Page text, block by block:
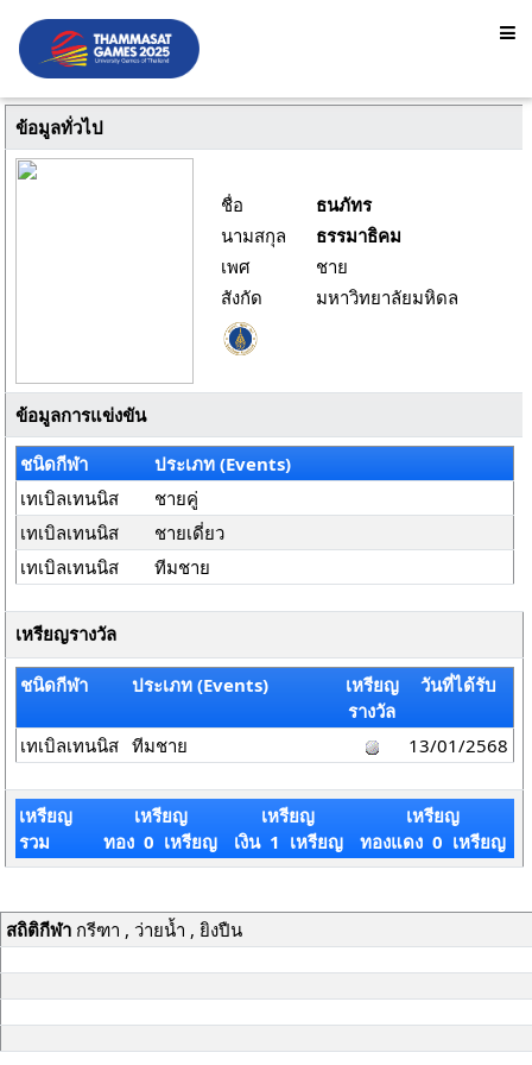
ข้อมูลทั่วไป
ชื่อ
ธนภัทร
นามสกุล
ธรรมาธิคม
เพศ
ชาย
สังกัด
มหาวิทยาลัยมหิดล
ข้อมูลการแข่งขัน
ชนิดกีฬา
ประเภท (Events)
เทเบิลเทนนิส
ชายคู่
เทเบิลเทนนิส
ชายเดี่ยว
เทเบิลเทนนิส
ทีมชาย
เหรียญรางวัล
ชนิดกีฬา ประเภท (Events)
เหรียญ
รางวัล
วันที่ได้รับ
เทเบิลเทนนิส ทีมชาย 13/01/2568
เหรียญ
รวม
เหรียญ
ทอง 0 เหรียญ
เหรียญ
เงิน 1 เหรียญ
เหรียญ
ทองแดง 0 เหรียญ
สถิติกีฬากรีฑา , ว่ายน้ำ , ยิงปืน